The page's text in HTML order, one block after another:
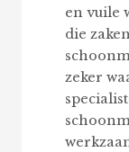
en vuile
die
zeker